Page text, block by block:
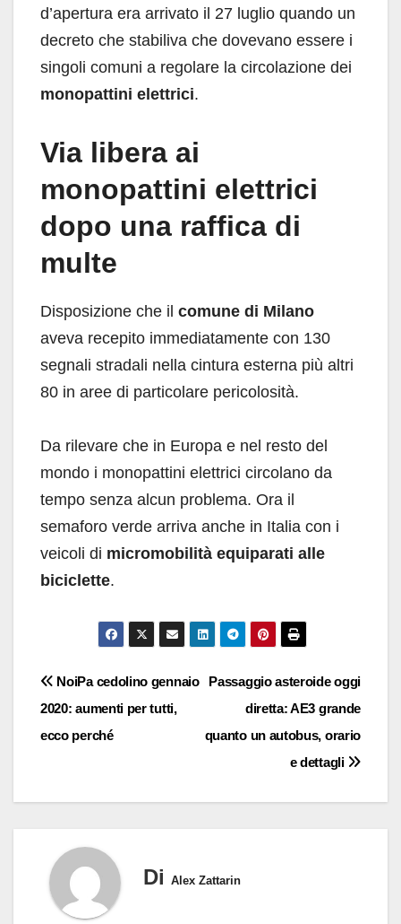
d’apertura era arrivato il 27 luglio quando un
decreto che stabiliva che dovevano essere i
singoli comuni a regolare la circolazione dei
monopattini elettrici.
Via libera ai
monopattini elettrici
dopo una raffica di
multe
Disposizione che il comune di Milano
aveva recepito immediatamente con 130
segnali stradali nella cintura esterna più altri
80 in aree di particolare pericolosità.
Da rilevare che in Europa e nel resto del
mondo i monopattini elettrici circolano da
tempo senza alcun problema. Ora il
semaforo verde arriva anche in Italia con i
veicoli di micromobilità equiparati alle
biciclette.
Navigazione
articoli
Passaggio asteroide oggi
diretta: AE3 grande
quanto un autobus, orario
e dettagli
NoiPa cedolino gennaio
2020: aumenti per tutti,
ecco perché
Di Alex Zattarin